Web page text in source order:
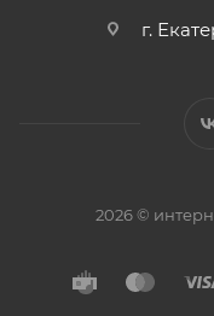
г.
2026 ©